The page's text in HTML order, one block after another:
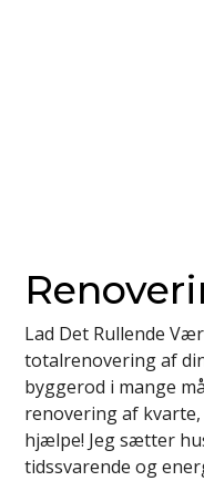
Lad Det Rullende
totalrenovering af
byggerod i mange
renovering af
hjælpe! Jeg sætter
tidssvarende og